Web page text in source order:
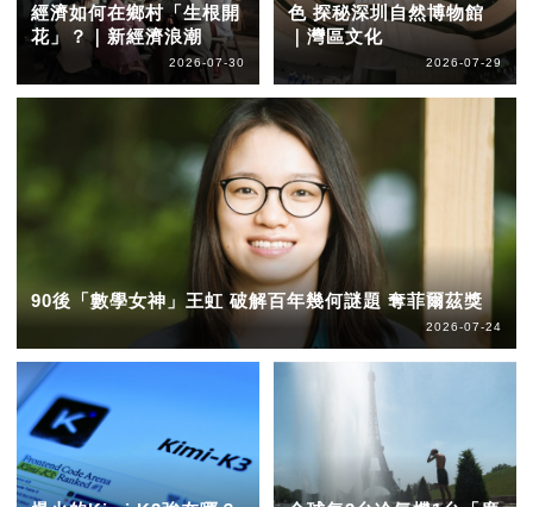
經濟如何在鄉村「生根開
花」？｜新經濟浪潮
2026-07-30
色 探秘深圳自然博物館
｜灣區文化
2026-07-29
90後「數學女神」王虹 破解百年幾何謎題 奪菲爾茲獎
2026-07-24